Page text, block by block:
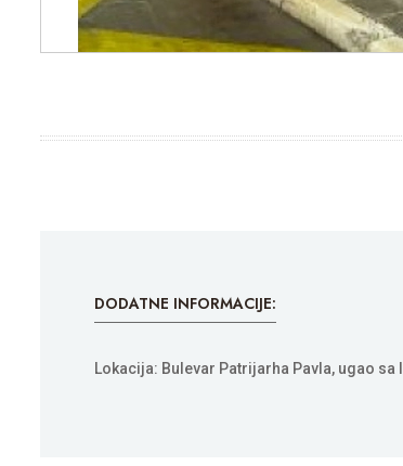
DODATNE INFORMACIJE:
Lokacija: Bulevar Patrijarha Pavla, ugao sa